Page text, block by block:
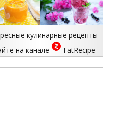
кулинарные рецепты
на канале
FatRecipe